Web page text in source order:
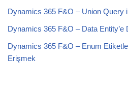
Dynamics 365 F&O – Union Query
Dynamics 365 F&O – Data Entity’e
Dynamics 365 F&O – Enum
Erişmek